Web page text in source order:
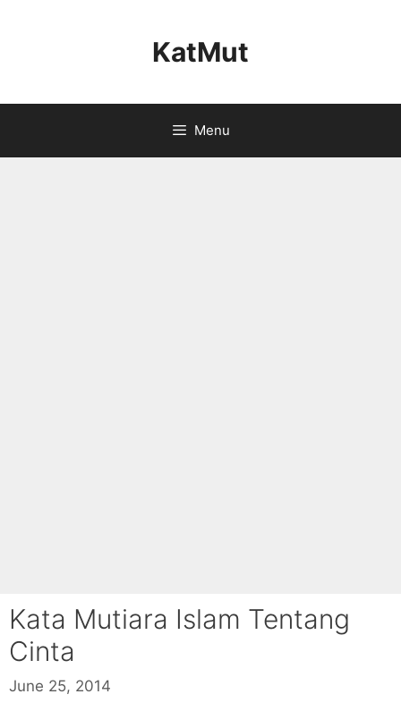
KatMut
Menu
Kata Mutiara Islam Tentang
Cinta
June 25, 2014